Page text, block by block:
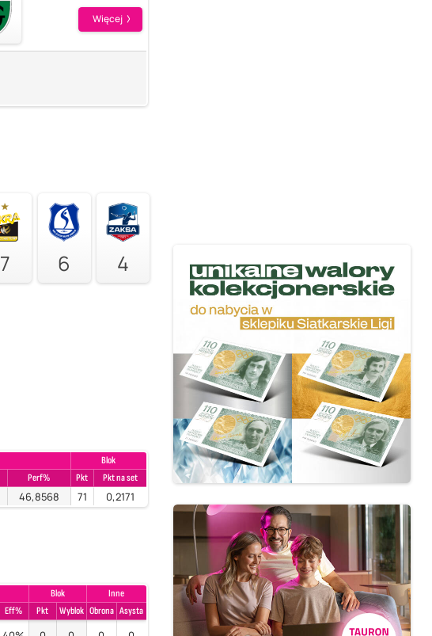
Więcej
7 6 4
Blok
Perf% Pkt Pkt na set
46,8568 71 0,2171
Blok
Inne
Eff% Pkt Wyblok Obrona Asysta